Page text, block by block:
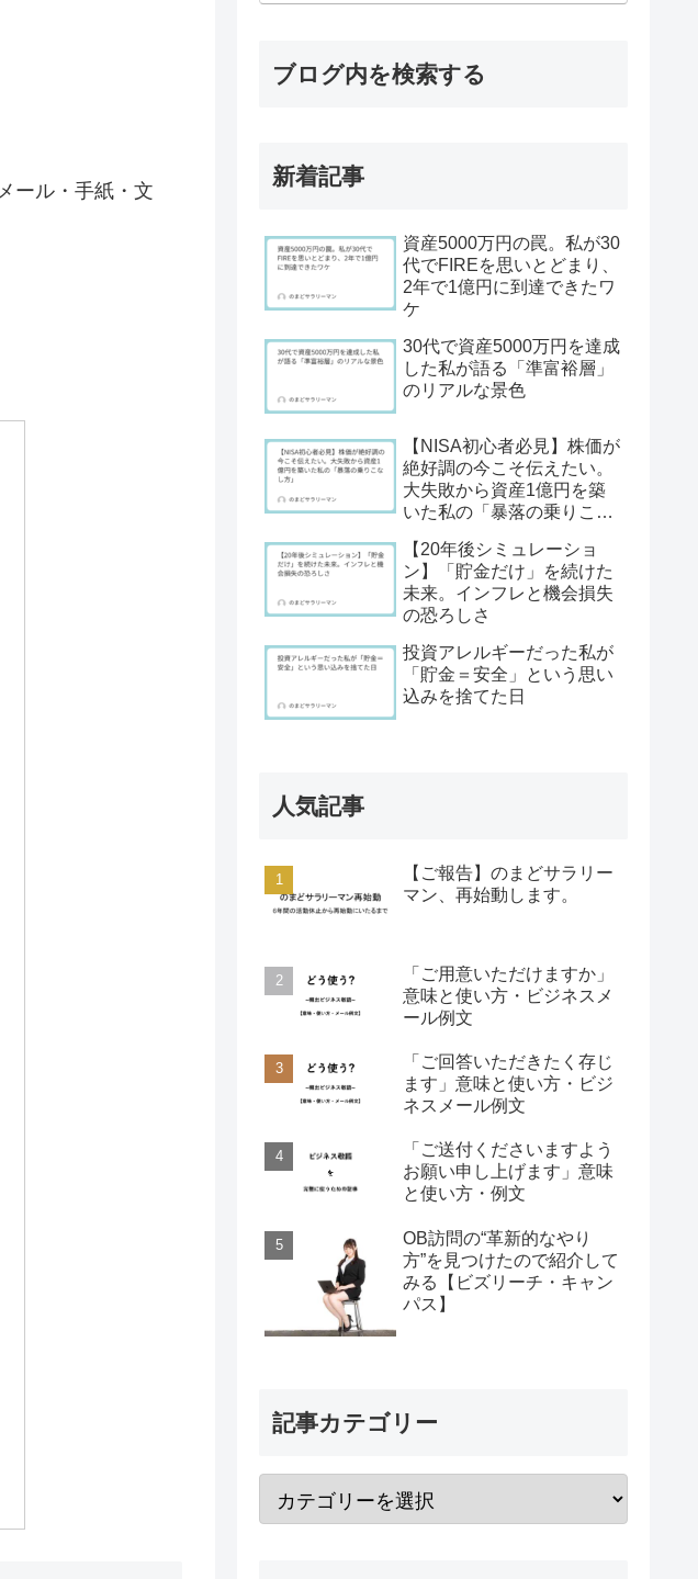
ール・手紙・文
ブログ内を検索する
新着記事
資産5000万円の罠。私が30
代でFIREを思いとどまり、
2年で1億円に到達できたワ
ケ
30代で資産5000万円を達成
した私が語る「準富裕層」
のリアルな景色
【NISA初心者必見】株価が
絶好調の今こそ伝えたい。
大失敗から資産1億円を築
いた私の「暴落の乗りこな
【20年後シミュレーショ
ン】「貯金だけ」を続けた
未来。インフレと機会損失
の恐ろしさ
投資アレルギーだった私が
「貯金＝安全」という思い
込みを捨てた日
人気記事
【ご報告】のまどサラリー
マン、再始動します。
「ご用意いただけますか」
意味と使い方・ビジネスメ
ール例文
「ご回答いただきたく存じ
ます」意味と使い方・ビジ
ネスメール例文
「ご送付くださいますよう
お願い申し上げます」意味
と使い方・例文
OB訪問の“革新的なやり
方”を見つけたので紹介して
みる【ビズリーチ・キャン
パス】
記事カテゴリー